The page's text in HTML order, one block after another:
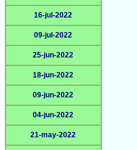
16-jul-2022
09-jul-2022
25-jun-2022
18-jun-2022
09-jun-2022
04-jun-2022
21-may-2022